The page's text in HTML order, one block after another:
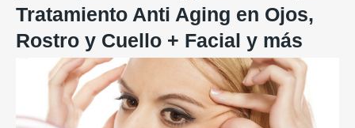
Tratamiento Anti Aging en Ojos,
Rostro y Cuello + Facial y más